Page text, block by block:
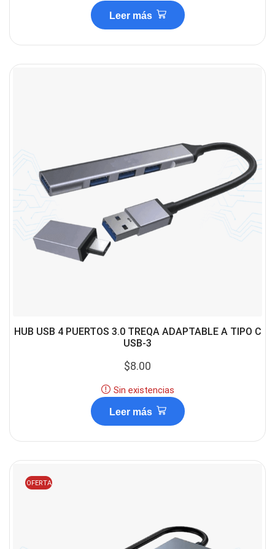
Leer más
HUB USB 4 PUERTOS 3.0 TREQA ADAPTABLE A TIPO C
USB-3
$8.00
Sin existencias
Leer más
OFERTA